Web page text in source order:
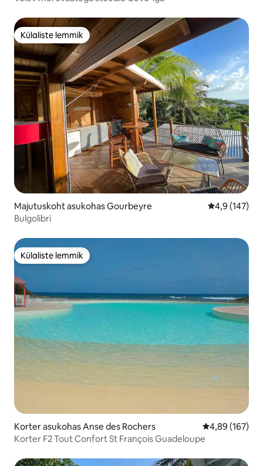
Külaliste lemmik
Külaliste lemmik
Majutuskoht asukohas Gourbeyre Keskmine
4,9 (147)
Bulgolibri
Külaliste lemmik
Külaliste lemmik
Korter asukohas Anse des Rochers Keskmine
4,89 (167)
Korter F2 Tout Confort St François Guadeloupe